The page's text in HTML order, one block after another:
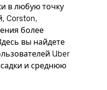
в любую точку
Corston,
более
вы найдете
Uber
и среднюю